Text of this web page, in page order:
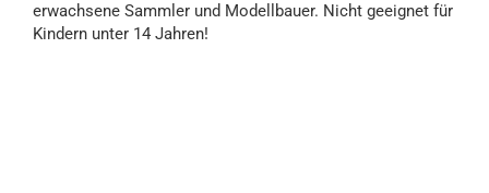
erwachsene Sammler und Modellbauer. Nicht geeignet für
Kindern unter 14 Jahren!